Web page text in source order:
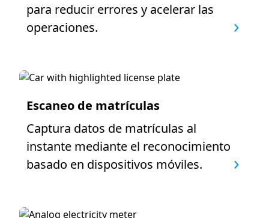
para reducir errores y acelerar las
operaciones.
Escaneo de matrículas
Captura datos de matrículas al
instante mediante el reconocimiento
basado en dispositivos móviles.